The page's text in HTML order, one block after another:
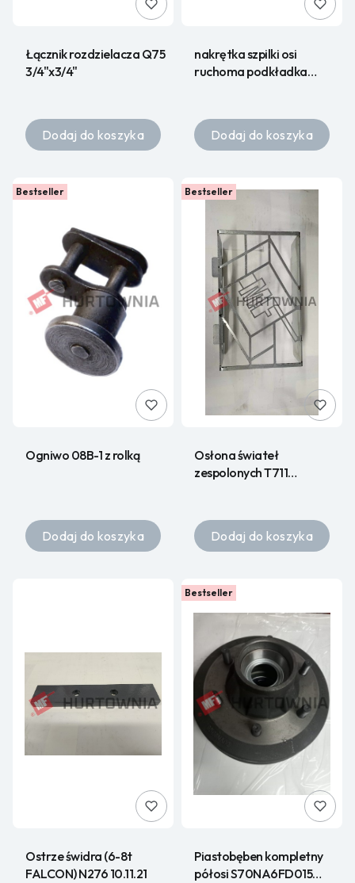
Łącznik rozdzielacza Q75
3/4"x3/4"
Dodaj do koszyka
nakrętka szpilki osi
ruchoma podkładka
Dodaj do koszyka
Bestseller
Ogniwo 08B-1 z rolką
Dodaj do koszyka
Bestseller
Osłona świateł
zespolonych T711
Dodaj do koszyka
Ostrze świdra (6-8t
FALCON) N276 10.11.21
Bestseller
Piastobęben kompletny
półosi S70NA6FD015